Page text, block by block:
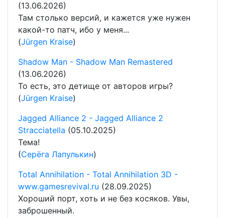
(13.06.2026)
Там столько версий, и кажется уже нужен
какой-то патч, ибо у меня...
(Jürgen Kraise)
Shadow Man - Shadow Man Remastered
(13.06.2026)
То есть, это детище от авторов игры?
(Jürgen Kraise)
Jagged Alliance 2 - Jagged Alliance 2
Stracciatella (05.10.2025)
Тема!
(Серёга Лапулькин)
Total Annihilation - Total Annihilation 3D -
www.gamesrevival.ru (28.09.2025)
Хороший порт, хоть и не без косяков. Увы,
заброшенный.